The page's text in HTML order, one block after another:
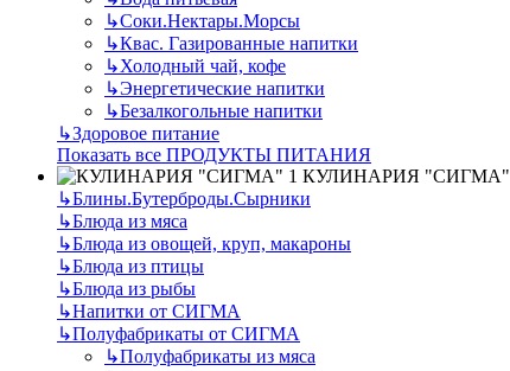
↳Соки.Нектары.Морсы
↳Квас. Газированные напитки
↳Холодный чай, кофе
↳Энергетические напитки
↳Безалкогольные напитки
↳Здоровое питание
Показать все ПРОДУКТЫ ПИТАНИЯ
КУЛИНАРИЯ "СИГМА"
↳Блины.Бутерброды.Сырники
↳Блюда из мяса
↳Блюда из овощей, круп, макароны
↳Блюда из птицы
↳Блюда из рыбы
↳Напитки от СИГМА
↳Полуфабрикаты от СИГМА
↳Полуфабрикаты из мяса